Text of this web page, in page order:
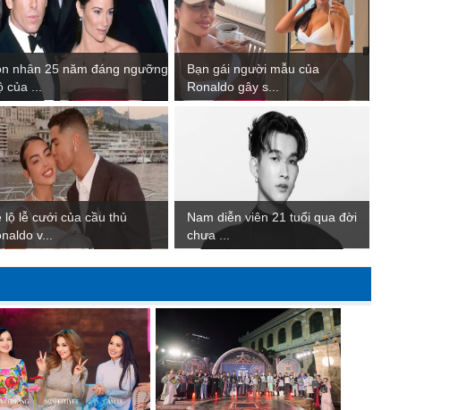
nhân 25 năm đáng ngưỡng
của ...
Bạn gái người mẫu của
Ronaldo gây s...
lộ lễ cưới của cầu thủ
v...
Nam diễn viên 21 tuổi qua đời
chưa ...